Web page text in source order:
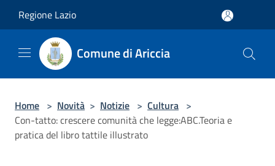
Regione Lazio
Comune di Ariccia
Home > Novità > Notizie > Cultura >
Con-tatto: crescere comunità che legge:ABC.Teoria e
pratica del libro tattile illustrato